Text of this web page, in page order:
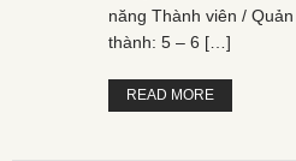
năng Thành viên /
thành: 5 – 6 […]
READ MORE